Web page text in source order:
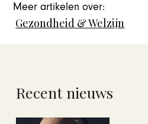
Meer artikelen over:
Gezondheid & Welzijn
Recent nieuws